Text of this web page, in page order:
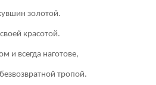
золотой.
красотой.
и всегда наготове,
тропой.